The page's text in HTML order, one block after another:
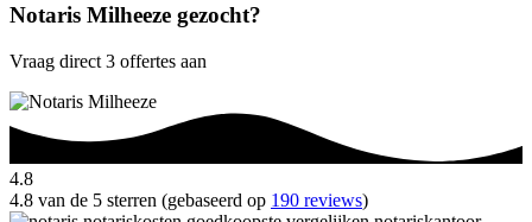
Notaris Milheeze gezocht?
Vraag direct 3 offertes aan
4.8
4.8 van de 5 sterren (gebaseerd op 190 reviews)